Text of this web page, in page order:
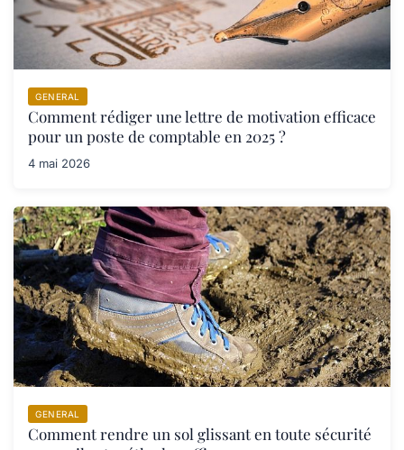
GENERAL
Comment rédiger une lettre de motivation efficace
pour un poste de comptable en 2025 ?
4 mai 2026
GENERAL
Comment rendre un sol glissant en toute sécurité